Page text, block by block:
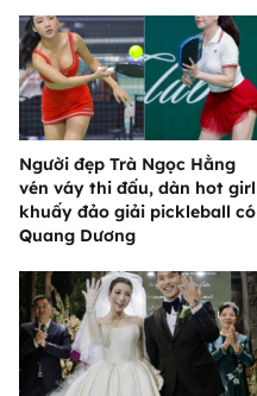
Người đẹp Trà Ngọc Hằng
vén váy thi đấu, dàn hot girl
khuấy đảo giải pickleball có
Quang Dương